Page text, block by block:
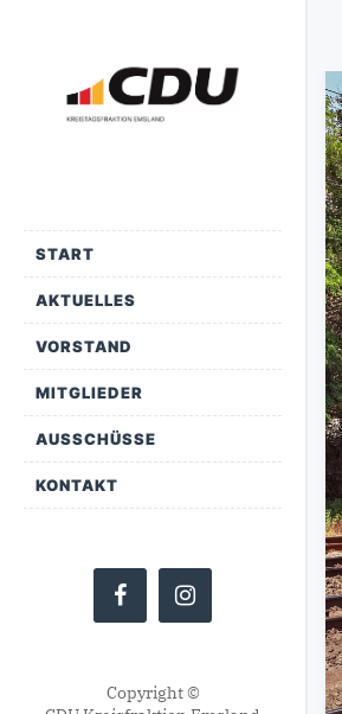
START
AKTUELLES
VORSTAND
MITGLIEDER
AUSSCHÜSSE
KONTAKT
Copyright ©